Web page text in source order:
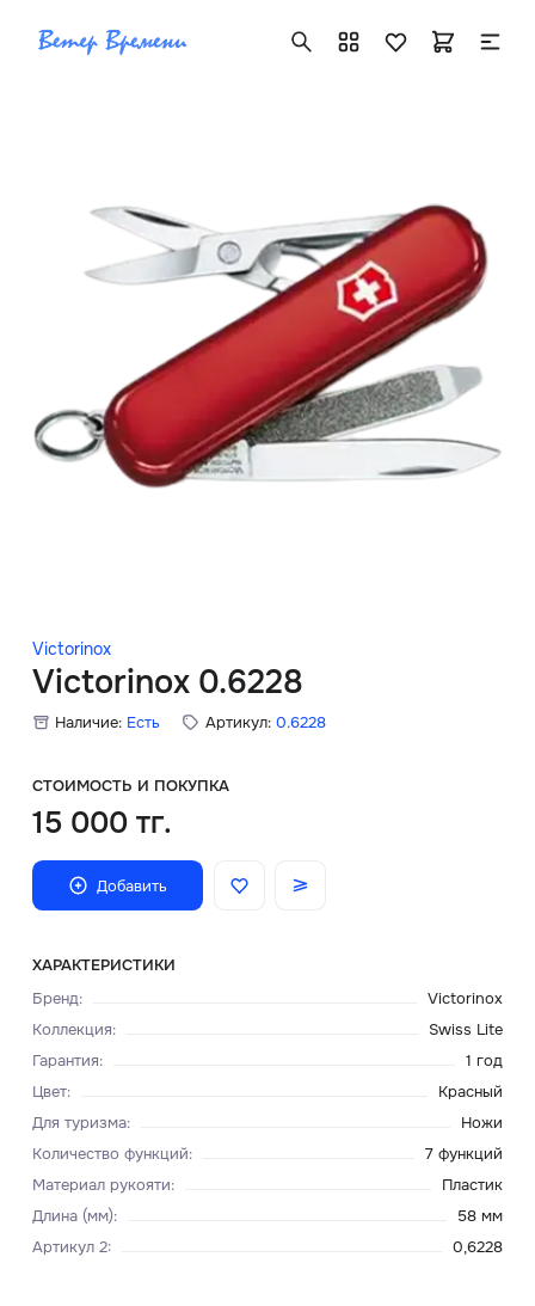
Victorinox
Victorinox 0.6228
Наличие: Есть Артикул: 0.6228
СТОИМОСТЬ И ПОКУПКА
15 000 тг.
Добавить
ХАРАКТЕРИСТИКИ
Бренд:
Victorinox
Коллекция:
Swiss Lite
Гарантия:
1 год
Цвет:
Красный
Для туризма:
Ножи
Количество функций:
7 функций
Материал рукояти:
Пластик
Длина (мм):
58 мм
Артикул 2: 0,6228
+7 ( 705 ) 181-42-50
info@vetervremeni.kz
Авторизация
Каталог
Мужские часы
Главная
О нас